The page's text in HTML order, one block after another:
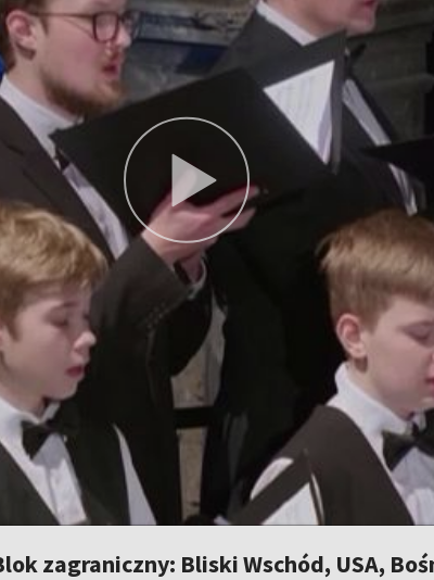
zagraniczny: Bliski Wschód, USA,